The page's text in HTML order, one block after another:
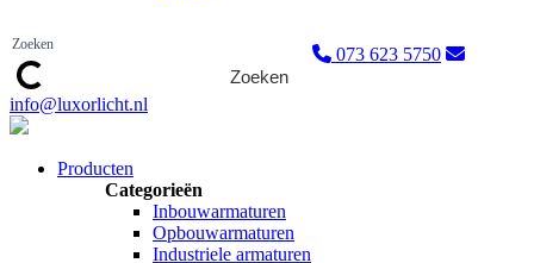
Zoeken
073 623 5750
info@luxorlicht.nl
Producten
Categorieën
Inbouwarmaturen
Opbouwarmaturen
Industriele armaturen